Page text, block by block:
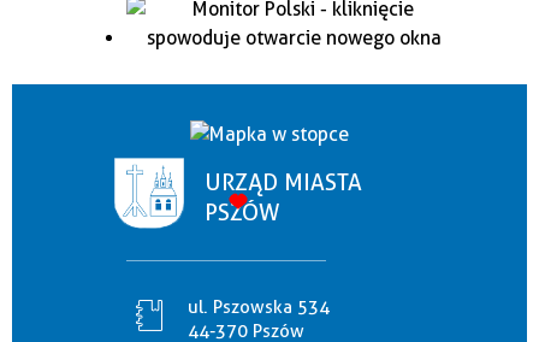
URZĄD MIASTA
PSZÓW
ul. Pszowska 534
44-370 Pszów